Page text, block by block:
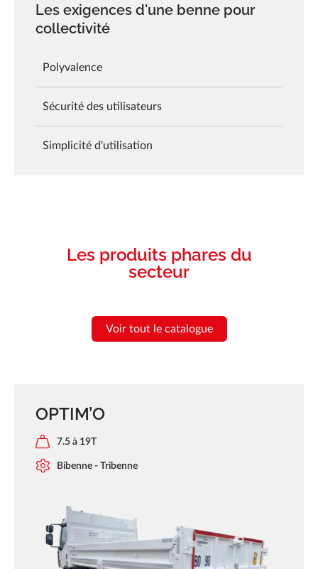
Les exigences d'une benne pour
collectivité
Polyvalence
Sécurité des utilisateurs
Simplicité d'utilisation
Les produits phares du
secteur
Voir tout le catalogue
OPTIM’O
7.5 à 19T
Bibenne - Tribenne